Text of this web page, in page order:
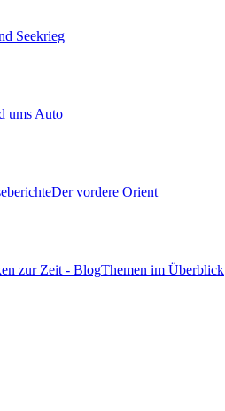
Seekrieg
ums Auto
Der vordere Orient
zur Zeit - BlogThemen im Überblick